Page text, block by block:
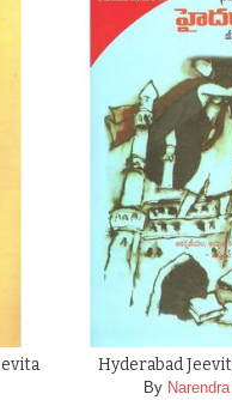
Hyderabad
By